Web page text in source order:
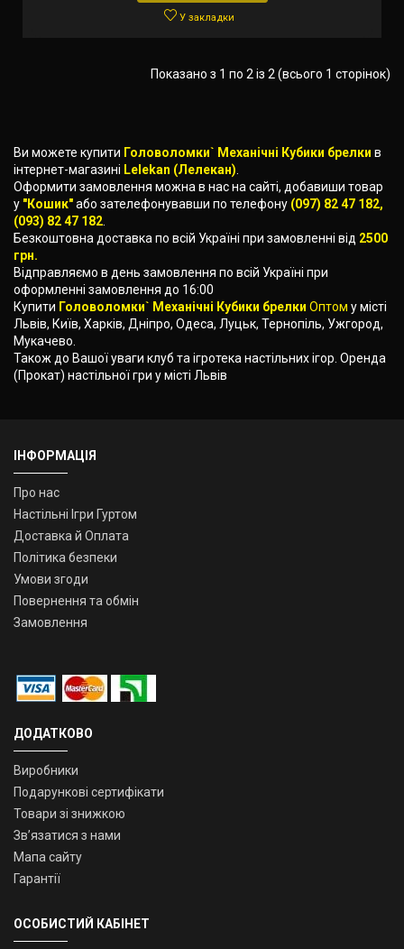
У закладки
Показано з 1 по 2 із 2 (всього 1 сторінок)
Ви можете купити Головоломки` Механічні Кубики брелки в
інтернет-магазині Lelekan (Лелекан)
Оформити замовлення можна в нас на сайті, добавиши товар
у "Кошик"або зателефонувавши по телефону (097) 82 47 182,
(093) 82 47 182
Безкоштовна доставка по всій Україні при замовленні від 2500
грн.
Відправляємо в день замовлення по всій Україні при
оформленні замовлення до 16:00
Купити Головоломки` Механічні Кубики брелки Оптом у місті
Львів, Київ, Харків, Дніпро, Одеса, Луцьк, Тернопіль, Ужгород,
Мукачево.
Також до Вашої уваги клуб та ігротека настільних ігор. Оренда
(Прокат) настільної гри у місті Львів
ІНФОРМАЦІЯ
Про нас
Настільні Ігри Гуртом
Доставка й Оплата
Політика безпеки
Умови згоди
Повернення та обмін
Замовлення
ДОДАТКОВО
Виробники
Подарункові сертифікати
Товари зі знижкою
Зв’язатися з нами
Мапа сайту
Гарантії
ОСОБИСТИЙ КАБІНЕТ